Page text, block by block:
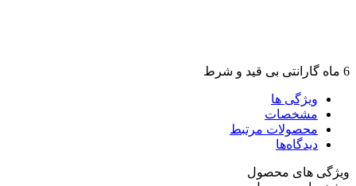
6 ماه گارانتی بی قید و شرط
ویژگی ها
مشخصات
محصولات مرتبط
دیدگاه‌ها
ویژگی های محصول